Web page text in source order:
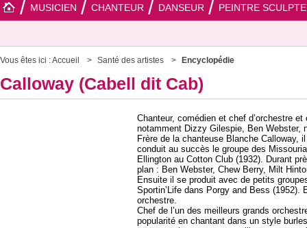
MUSICIEN CHANTEUR DANSEUR PEINTRE
Vous êtes ici :Accueil Santé des artistes Encyclopédie
Calloway (Cabell dit Cab)
Chanteur, comédien et chef d’orchestre
notamment Dizzy Gilespie, Ben Webster,
Frère de la chanteuse Blanche Calloway,
conduit au succès le groupe des
Ellington au Cotton Club (1932). Durant
plan : Ben Webster, Chew Berry, Milt
Ensuite il se produit avec de petits
Sportin’Life dans Porgy and Bess (1952).
orchestre.
Chef de l’un des meilleurs grands
popularité en chantant dans un style